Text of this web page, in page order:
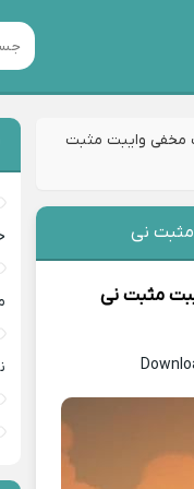
مخفی وایبت مثبت
نی
مثبت نی